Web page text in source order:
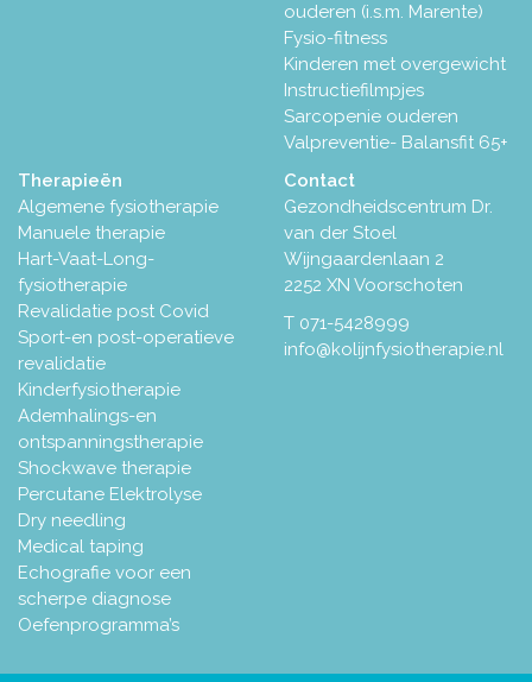
ouderen (i.s.m. Marente)
Fysio-fitness
Kinderen met overgewicht
Instructiefilmpjes
Sarcopenie ouderen
Valpreventie- Balansfit 65+
Therapieën
Algemene fysiotherapie
Manuele therapie
Hart-Vaat-Long-
fysiotherapie
Revalidatie post Covid
Sport-en post-operatieve
revalidatie
Kinderfysiotherapie
Ademhalings-en
ontspanningstherapie
Shockwave therapie
Percutane Elektrolyse
Dry needling
Medical taping
Echografie voor een
scherpe diagnose
Oefenprogramma’s
Contact
Gezondheidscentrum Dr.
van der Stoel
Wijngaardenlaan 2
2252 XN Voorschoten
T 071-5428999
info@kolijnfysiotherapie.nl